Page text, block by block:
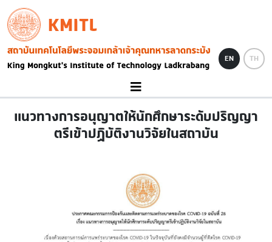
Skip to main content
KMITL
Image
EN TH
แนวทางการอนุญาตให้นักศึกษาระดับปริญญา
ตรีเข้าปฏิบัติงานวิจัยในสถาบัน